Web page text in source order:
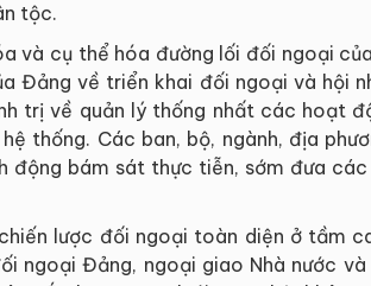
tộc.
và cụ thể hóa đường lối đối ngoại
Đảng về triển khai đối ngoại và hội
trị về quản lý thống nhất các hoạt
thống. Các ban, bộ, ngành, địa
động bám sát thực tiễn, sớm đưa
lược đối ngoại toàn diện ở tầm
ngoại Đảng, ngoại giao Nhà nước và